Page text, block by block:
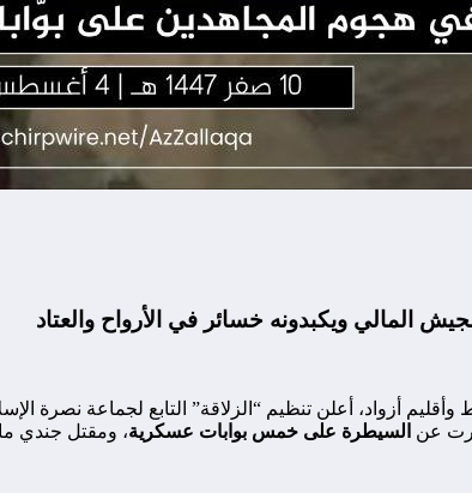
ويكبدونه خسائر في الأرواح والعتاد
أزواد، أعلن تنظيم “الزلاقة” التابع لجماعة
عن السيطرة على خمس بوابات عسكرية، ومقتل جندي